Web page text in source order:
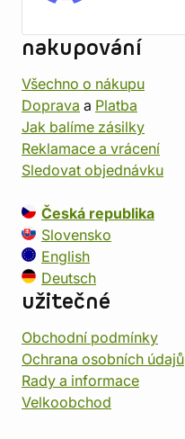
nakupování
Všechno o nákupu
Doprava a Platba
Jak balíme zásilky
Reklamace a vrácení
Sledovat objednávku
Česká republika
Slovensko
English
Deutsch
užitečné
Obchodní podmínky
Ochrana osobních údajů
Rady a informace
Velkoobchod